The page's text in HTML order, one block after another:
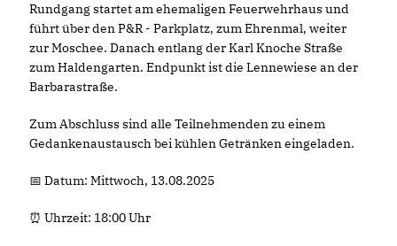
Rundgang startet am ehemaligen Feuerwehrhaus und
führt über den P&R - Parkplatz, zum Ehrenmal, weiter
zur Moschee. Danach entlang der Karl Knoche Straße
zum Haldengarten. Endpunkt ist die Lennewiese an der
Barbarastraße.
Zum Abschluss sind alle Teilnehmenden zu einem
Gedankenaustausch bei kühlen Getränken eingeladen.
📅 Datum: Mittwoch, 13.08.2025
⏰ Uhrzeit: 18:00 Uhr